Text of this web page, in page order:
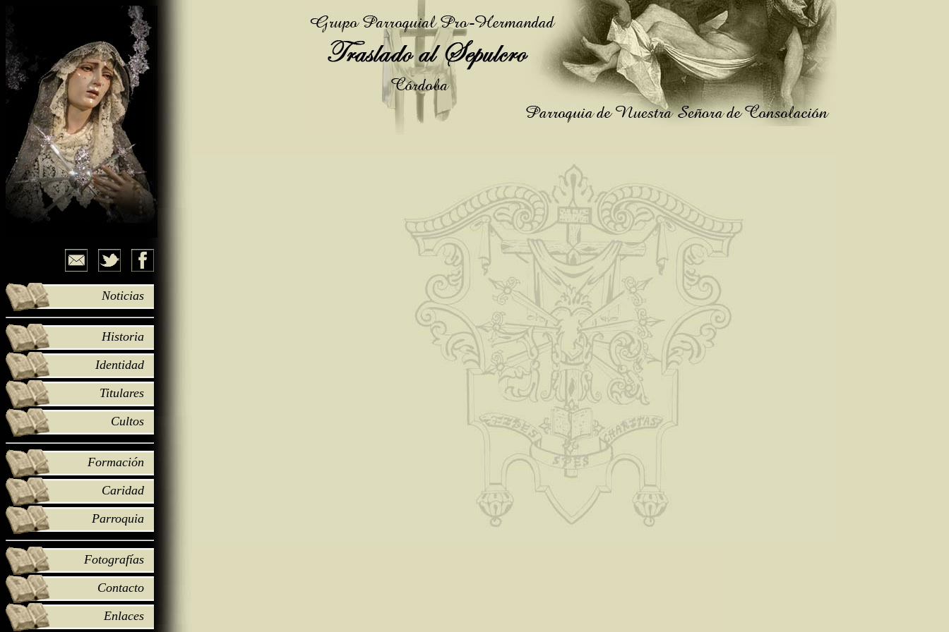
Noticias
Historia
Identidad
Titulares
Cultos
Formación
Caridad
Parroquia
Fotografías
Contacto
Enlaces